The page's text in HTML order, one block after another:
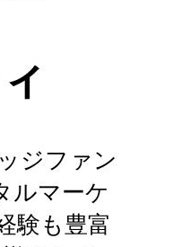
ジファン
ルマーケ
験も豊富